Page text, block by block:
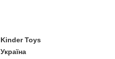
Kinder Toys
Україна